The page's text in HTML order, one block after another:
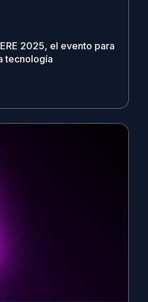
2025, el evento para
tecnología